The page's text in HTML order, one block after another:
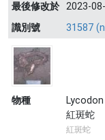
最後修改於 2023-
識別號
31587
物種
紅斑蛇
紅斑蛇